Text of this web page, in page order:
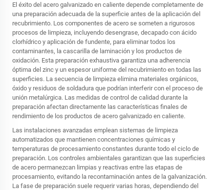
El éxito del acero galvanizado en caliente depende completamente de
una preparación adecuada de la superficie antes de la aplicación del
recubrimiento. Los componentes de acero se someten a rigurosos
procesos de limpieza, incluyendo desengrase, decapado con ácido
clorhídrico y aplicación de fundente, para eliminar todos los
contaminantes, la cascarilla de laminación y los productos de
oxidación. Esta preparación exhaustiva garantiza una adherencia
óptima del zinc y un espesor uniforme del recubrimiento en todas las
superficies. La secuencia de limpieza elimina materiales orgánicos,
óxido y residuos de soldadura que podrían interferir con el proceso de
unión metalúrgica. Las medidas de control de calidad durante la
preparación afectan directamente las características finales de
rendimiento de los productos de acero galvanizado en caliente.
Las instalaciones avanzadas emplean sistemas de limpieza
automatizados que mantienen concentraciones químicas y
temperaturas de procesamiento constantes durante todo el ciclo de
preparación. Los controles ambientales garantizan que las superficies
de acero permanezcan limpias y reactivas entre las etapas de
procesamiento, evitando la recontaminación antes de la galvanización.
La fase de preparación suele requerir varias horas, dependiendo del